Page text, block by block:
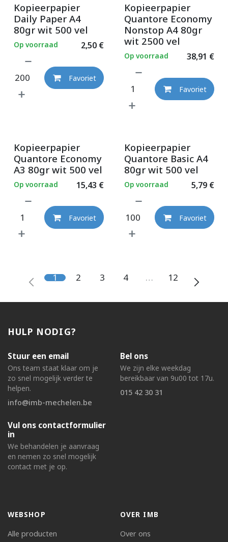
Kopieerpapier
Daily Paper A4
80gr wit 500 vel
2,50€
Op voorraad
Favoriet
Kopieerpapier
Quantore Economy
Nonstop A4 80gr
wit 2500 vel
38,91 €
Op voorraad
Favoriet
Kopieerpapier
Quantore Economy
A3 80gr wit 500 vel
15,43 €
Op voorraad
Favoriet
Kopieerpapier
Quantore Basic A4
80gr wit 500 vel
5,79€
Op voorraad
Favoriet
1 2 3 4 … 12
HULP NODIG?
Stuur een email
Ons team staat klaar om je
zo snel mogelijk verder te
helpen.
info@imb-mechelen.be
Bel ons
We zijn elke weekdag
bereikbaar van 9u00 tot 17u.
015 42 30 31
Vul ons contactformulier
in
We behandelen je aanvraag
en nemen zo snel mogelijk
contact met je op.
WEBSHOP
Alle producten
OVER IMB
Over ons